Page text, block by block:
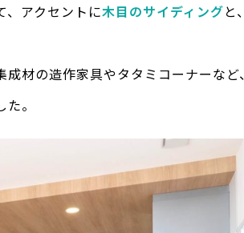
、アクセントに木目のサイディングと、
材の造作家具やタタミコーナーなど、
。